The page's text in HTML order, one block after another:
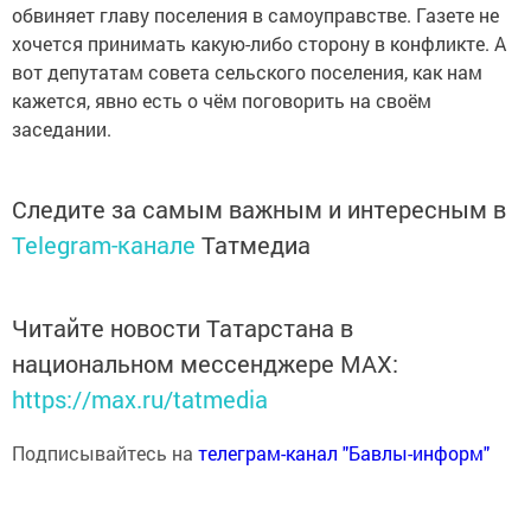
обвиняет главу поселения в самоуправстве. Газете не
хочется принимать какую-либо сторону в конфликте. А
вот депутатам совета сельского поселения, как нам
кажется, явно есть о чём поговорить на своём
заседании.
Следите за самым важным и интересным в
Telegram-канале Татмедиа
Читайте новости Татарстана в
национальном мессенджере MАХ:
https://max.ru/tatmedia
Подписывайтесь на телеграм-канал "Бавлы-информ"